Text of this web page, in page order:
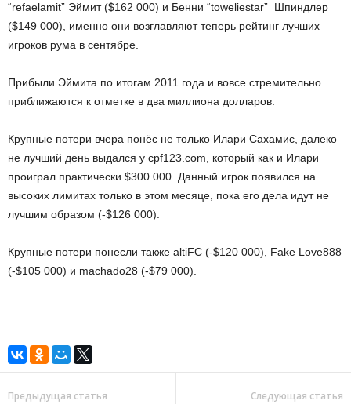
“refaelamit” Эймит ($162 000) и Бенни “toweliestar” Шпиндлер
($149 000), именно они возглавляют теперь рейтинг лучших
игроков рума в сентябре.
Прибыли Эймита по итогам 2011 года и вовсе стремительно
приближаются к отметке в два миллиона долларов.
Крупные потери вчера понёс не только Илари Сахамис, далеко
не лучший день выдался у cpf123.com, который как и Илари
проиграл практически $300 000. Данный игрок появился на
высоких лимитах только в этом месяце, пока его дела идут не
лучшим образом (-$126 000).
Крупные потери понесли также altiFC (-$120 000), Fake Love888
(-$105 000) и machado28 (-$79 000).
Предыдущая статья Следующая статья